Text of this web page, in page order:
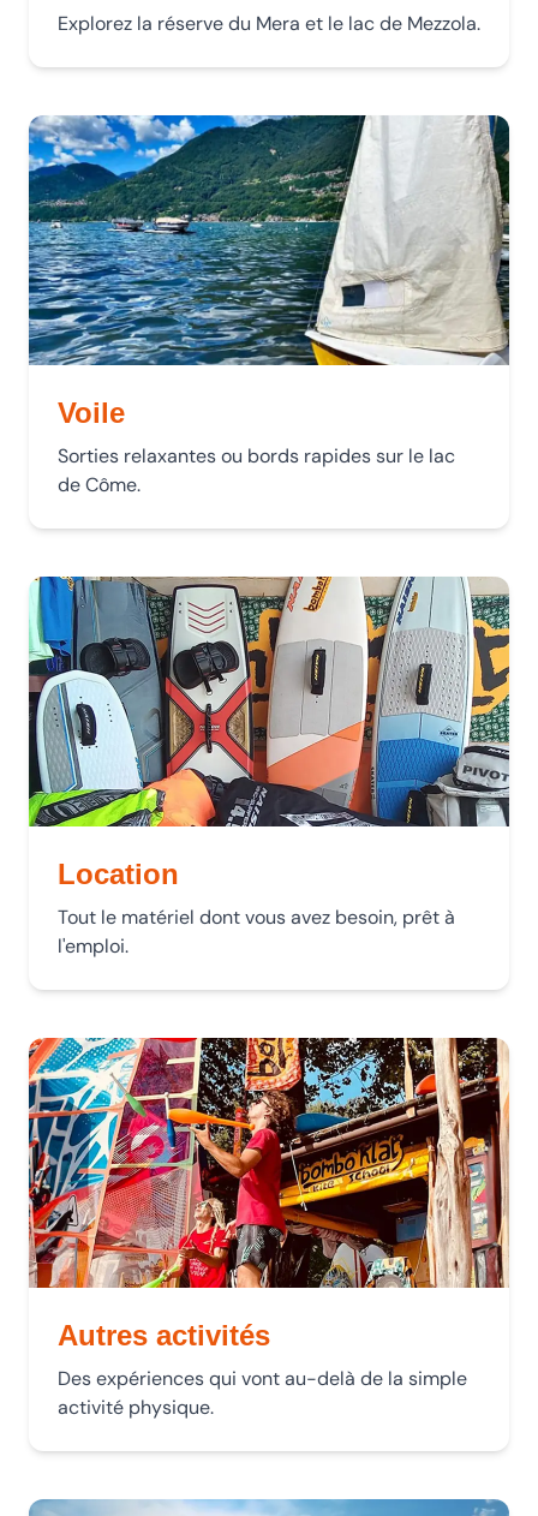
Explorez la réserve du Mera et le lac de Mezzola.
Voile
Sorties relaxantes ou bords rapides sur le lac
de Côme.
Location
Tout le matériel dont vous avez besoin, prêt à
l'emploi.
Autres activités
Des expériences qui vont au-delà de la simple
activité physique.